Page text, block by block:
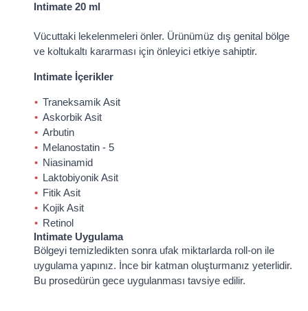
Intimate 20 ml
Vücuttaki lekelenmeleri önler. Ürünümüz dış genital bölge
ve koltukaltı kararması için önleyici etkiye sahiptir.
Intimate İçerikler
Traneksamik Asit
Askorbik Asit
Arbutin
Melanostatin - 5
Niasinamid
Laktobiyonik Asit
Fitik Asit
Kojik Asit
Retinol
Intimate Uygulama
Bölgeyi temizledikten sonra ufak miktarlarda roll-on ile
uygulama yapınız. İnce bir katman oluşturmanız yeterlidir.
Bu prosedürün gece uygulanması tavsiye edilir.